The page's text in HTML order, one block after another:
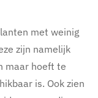
met weinig
zijn namelijk
maar hoeft te
is. Ook zien